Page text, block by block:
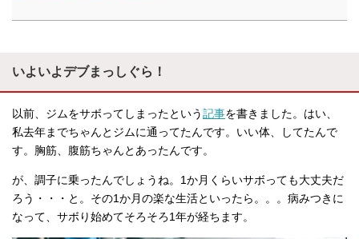
いよいよデブまっしぐら！
以前、ジムをサボってしまったという記事を書きました。はい、
私去年までちゃんとジムに通ってたんです。いい体、してたんで
す。胸筋、腹筋ちゃんとあったんです。
が、調子に乗ったんでしょうね。1か月くらいサボっても大丈夫だ
ろう・・・と。その1か月の楽な生活といったら。。。病みつきに
なって、サボり始めてそろそろ1年が経ちます。